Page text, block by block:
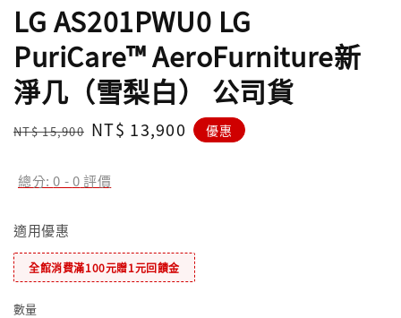
LG AS201PWU0 LG
PuriCare™ AeroFurniture新
淨几（雪梨白） 公司貨
Regular
NT$ 15,900 Sale
NT$ 13,900 優惠
總分:0 -0評價
適用優惠
全館消費滿100元贈1元回饋金
數量